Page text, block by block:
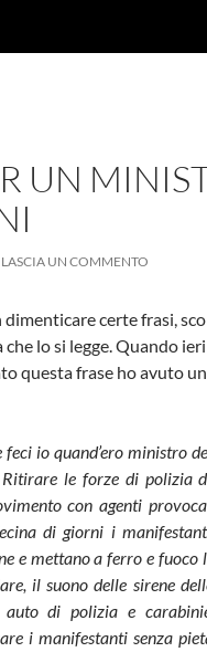
UN
LASCIA UN COMMENTO
dimenticare certe frasi,
lo si legge. Quando
questa frase ho avuto
io quand’ero ministro
le forze di polizia
con agenti
di giorni i
e mettano a ferro e fuoco
il suono delle sirene
auto di polizia e
i manifestanti senza